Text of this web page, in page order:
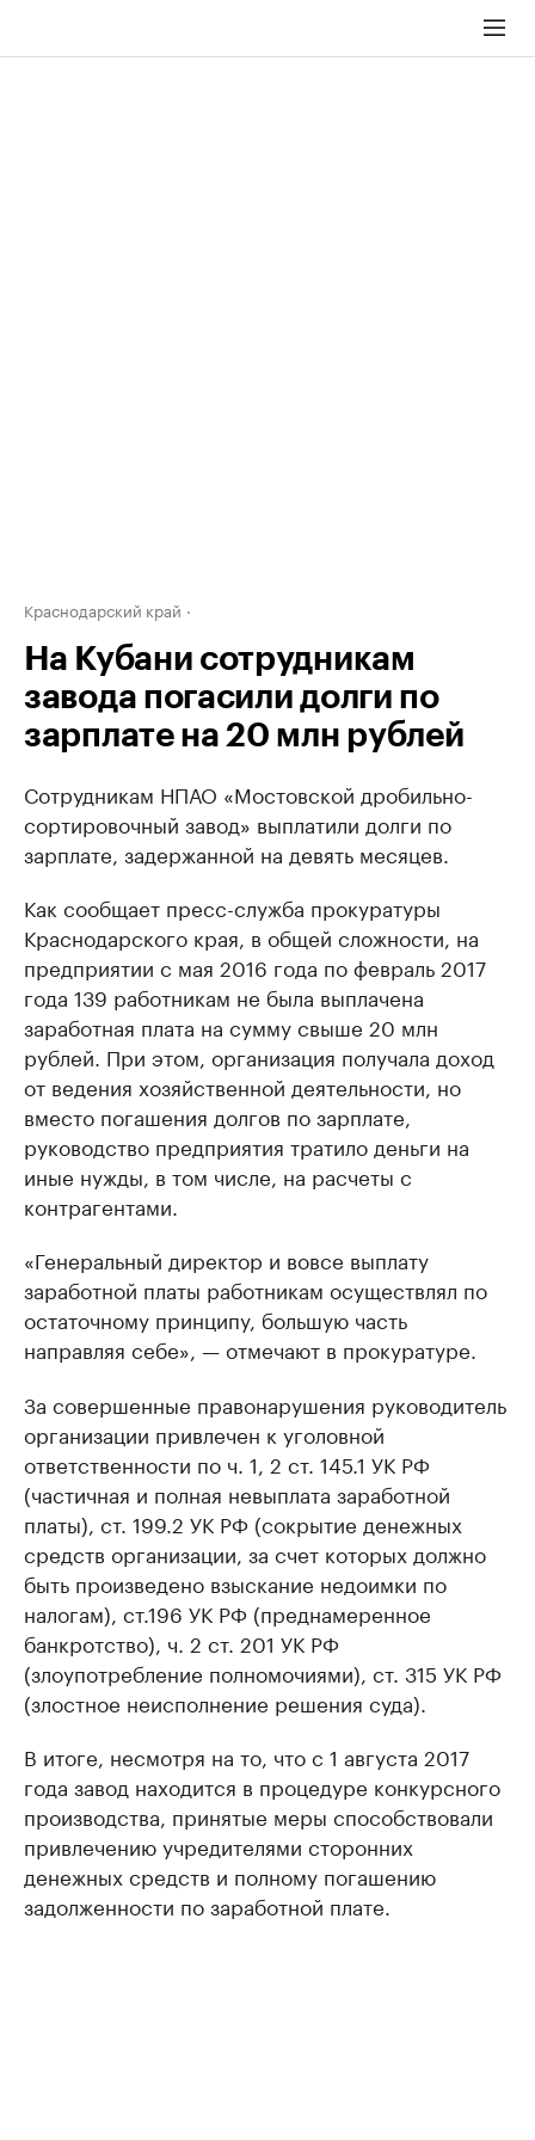
Краснодарский край
На Кубани сотрудникам
завода погасили долги по
зарплате на 20 млн рублей
Сотрудникам НПАО «Мостовской дробильно-
сортировочный завод» выплатили долги по
зарплате, задержанной на девять месяцев.
Как сообщает пресс-служба прокуратуры
Краснодарского края, в общей сложности, на
предприятии с мая 2016 года по февраль 2017
года 139 работникам не была выплачена
заработная плата на сумму свыше 20 млн
рублей. При этом, организация получала доход
от ведения хозяйственной деятельности, но
вместо погашения долгов по зарплате,
руководство предприятия тратило деньги на
иные нужды, в том числе, на расчеты с
контрагентами.
«Генеральный директор и вовсе выплату
заработной платы работникам осуществлял по
остаточному принципу, большую часть
направляя себе», — отмечают в прокуратуре.
За совершенные правонарушения руководитель
организации привлечен к уголовной
ответственности по ч. 1, 2 ст. 145.1 УК РФ
(частичная и полная невыплата заработной
платы), ст. 199.2 УК РФ (сокрытие денежных
средств организации, за счет которых должно
быть произведено взыскание недоимки по
налогам), ст.196 УК РФ (преднамеренное
банкротство), ч. 2 ст. 201 УК РФ
(злоупотребление полномочиями), ст. 315 УК РФ
(злостное неисполнение решения суда).
В итоге, несмотря на то, что с 1 августа 2017
года завод находится в процедуре конкурсного
производства, принятые меры способствовали
привлечению учредителями сторонних
денежных средств и полному погашению
задолженности по заработной плате.